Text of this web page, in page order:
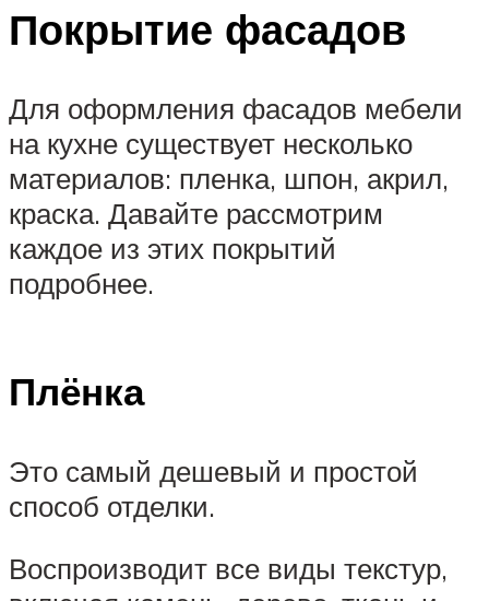
Покрытие фасадов
Для оформления фасадов мебели
на кухне существует несколько
материалов: пленка, шпон, акрил,
краска. Давайте рассмотрим
каждое из этих покрытий
подробнее.
Плёнка
Это самый дешевый и простой
способ отделки.
Воспроизводит все виды текстур,